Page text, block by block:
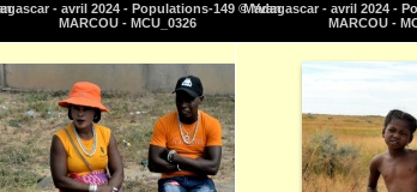
- avril 2024 - Populations-149 © Yvan
MARCOU - MCU_0326
Madagascar - avril 2024 -
MARCOU -